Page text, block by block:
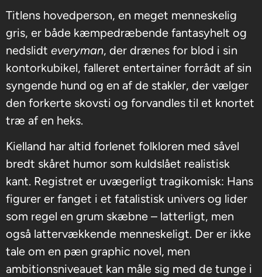
Titlens hovedperson, en meget menneskelig
gris, er både kæmpedræbende fantasyhelt og
nedslidt everyman, der drænes for blod i sin
kontorkubikel, falleret entertainer forrådt af sin
syngende hund og en af de stakler, der vælger
den forkerte skovsti og forvandles til et knortet
træ af en heks.
Kielland har altid forlenet folkloren med såvel
bredt skåret humor som kuldslået realistisk
kant. Registret er uvægerligt tragikomisk: Hans
figurer er fanget i et fatalistisk univers og lider
som regel en grum skæbne – latterligt, men
også lattervækkende menneskeligt. Der er ikke
tale om en pæn graphic novel, men
ambitionsniveauet kan måle sig med de tunge i